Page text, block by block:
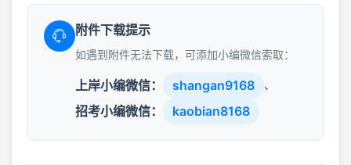
附件下载提示
如遇到附件无法下载，可添加小编微信索取：
上岸小编微信： shangan9168 、
招考小编微信： kaobian8168